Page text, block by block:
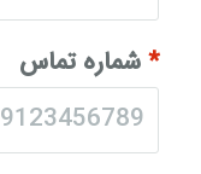
*شماره تماس